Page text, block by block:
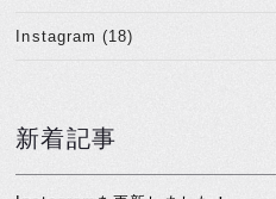
Instagram (18)
新着記事